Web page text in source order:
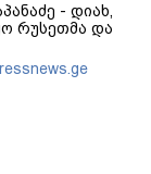
- დიახ,
რუსეთმა და